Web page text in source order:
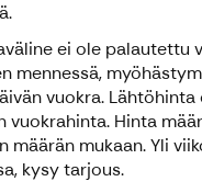
ei ole palautettu
mennessä,
vuokra. Lähtöhinta
vuokrahinta. Hinta
määrän mukaan. Yli
kysy tarjous.